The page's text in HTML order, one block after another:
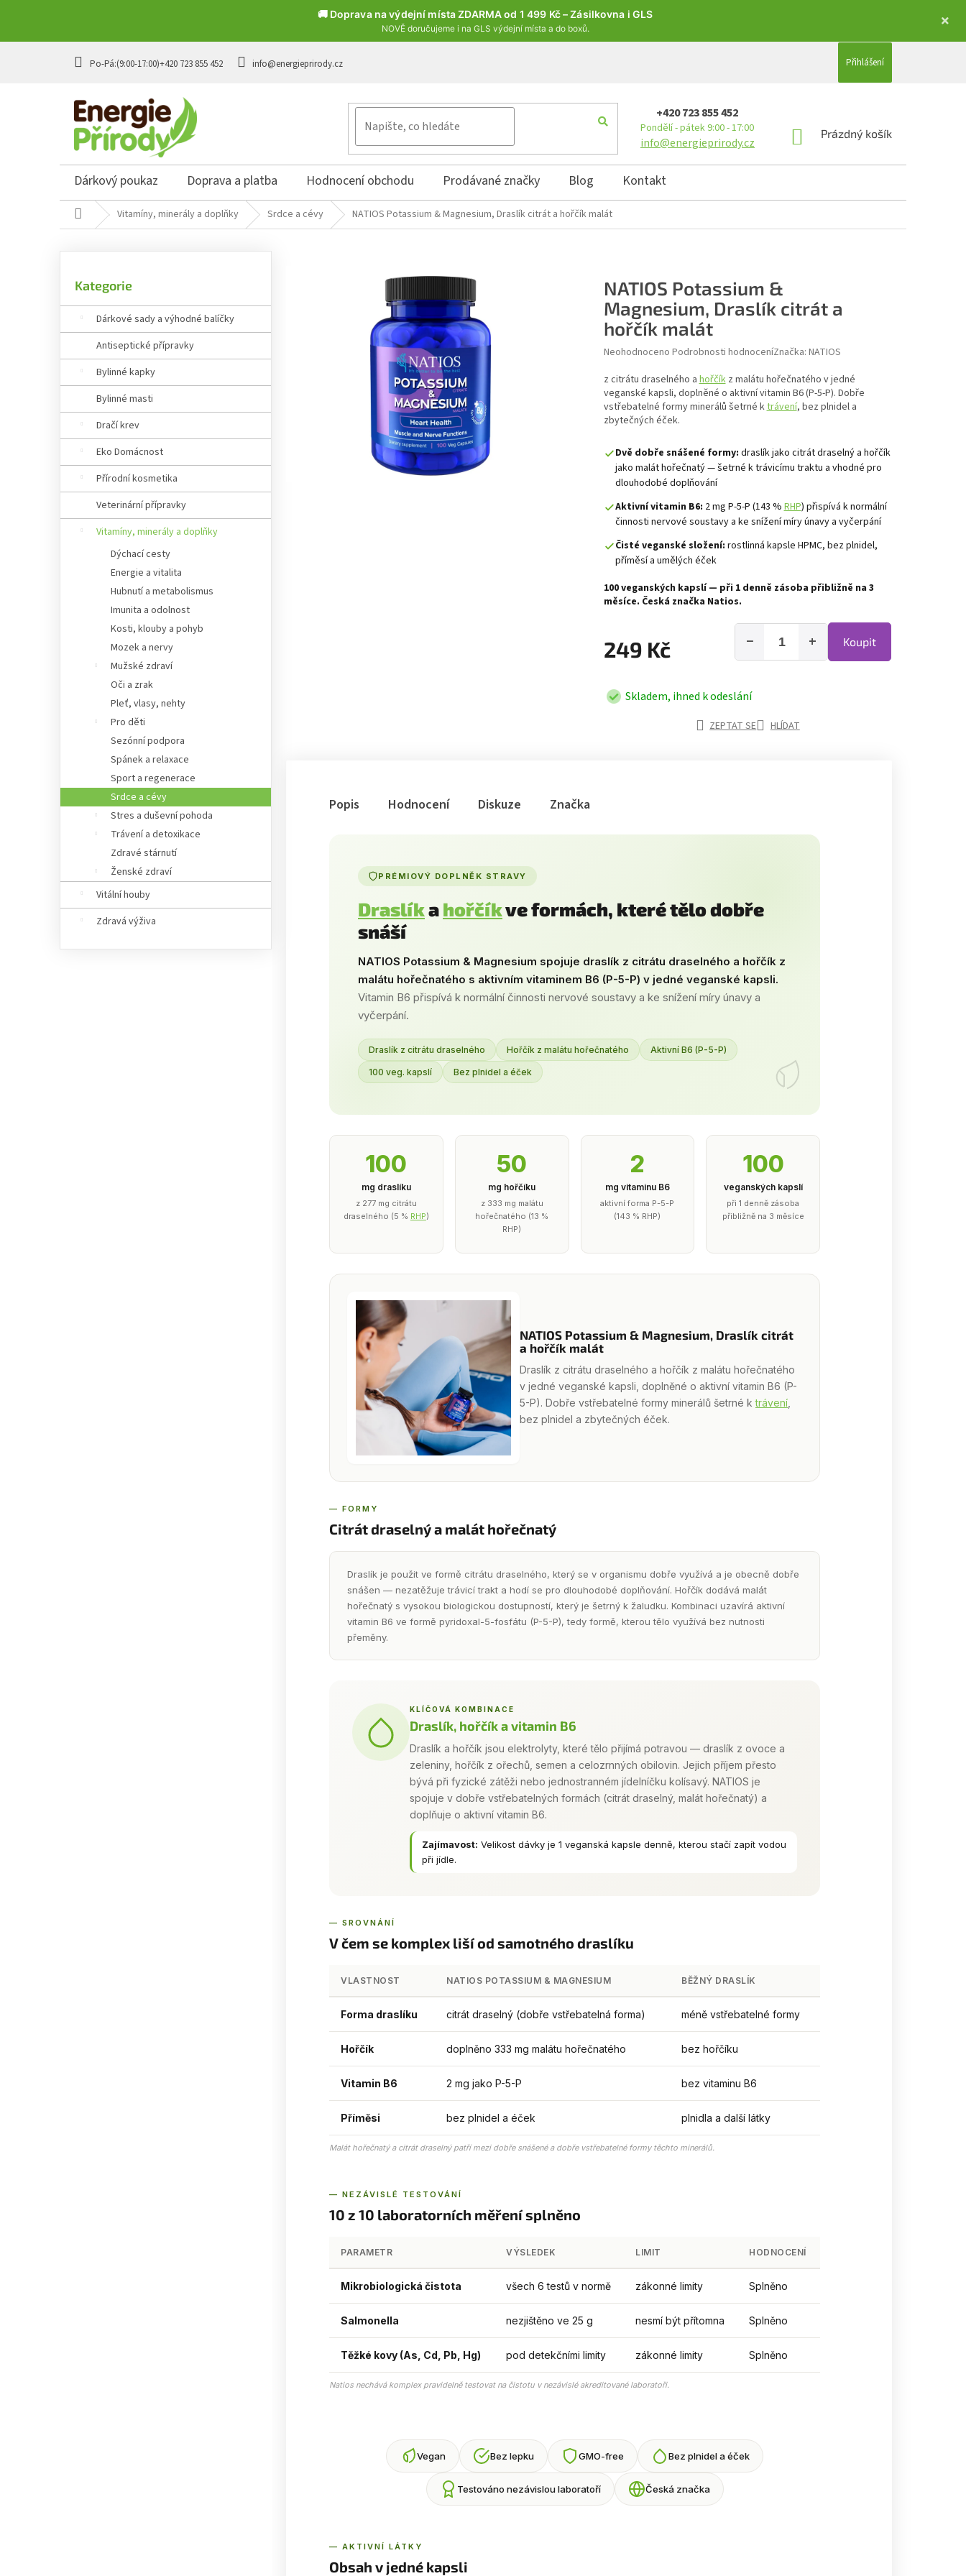
🚚 Doprava na výdejní místa ZDARMA od 1 499 Kč – Zásilkovna i GLS
NOVĚ doručujeme i na GLS výdejní místa a do boxů.
+420 723 855 452 info@energieprirody.cz Přihlášení
+420 723 855 452
Pondělí - pátek 9:00 - 17:00
info@energieprirody.cz
NÁKUPNÍ KOŠÍK
Prázdný košík
Dárkový poukaz Doprava a platba Hodnocení obchodu Prodávané značky Blog Kontakt
Domů Vitamíny, minerály a doplňky Srdce a cévy NATIOS Potassium & Magnesium, Draslík citrát a hořčík malát
Kategorie
Dárkové sady a výhodné balíčky
Antiseptické přípravky
Bylinné kapky
Bylinné masti
Dračí krev
Eko Domácnost
Přírodní kosmetika
Veterinární přípravky
Vitamíny, minerály a doplňky
Dýchací cesty
Energie a vitalita
Hubnutí a metabolismus
Imunita a odolnost
Kosti, klouby a pohyb
Mozek a nervy
Mužské zdraví
Oči a zrak
Pleť, vlasy, nehty
Pro děti
Sezónní podpora
Spánek a relaxace
Sport a regenerace
Srdce a cévy
Stres a duševní pohoda
Trávení a detoxikace
Zdravé stárnutí
Ženské zdraví
Vitální houby
Zdravá výživa
NATIOS Potassium &
Magnesium, Draslík citrát a
hořčík malát
Průměrné hodnocení produktu je 0,0 z 5 hvězdiček.
Neohodnoceno Podrobnosti hodnoceníZnačka: NATIOS
z citrátu draselného ahořčíkz malátu hořečnatého v jedné
veganské kapsli, doplněné o aktivní vitamin B6 (P-5-P). Dobře
vstřebatelné formy minerálů šetrné ktrávení, bez plnidel a
zbytečných éček.
Dvě dobře snášené formy: draslík jako citrát draselný a hořčík
jako malát hořečnatý — šetrné k trávicímu traktu a vhodné pro
dlouhodobé doplňování
Aktivní vitamin B6: 2 mg P-5-P (143 %RHP) přispívá k normální
činnosti nervové soustavy a ke snížení míry únavy a vyčerpání
Čisté veganské složení: rostlinná kapsle HPMC, bez plnidel,
příměsí a umělých éček
100 veganských kapslí — při 1 denně zásoba přibližně na 3
měsíce. Česká značka Natios.
249 Kč +
− Koupit
Skladem, ihned k odeslání
ZEPTAT SE HLÍDAT
Popis Hodnocení Diskuze Značka
PRÉMIOVÝ DOPLNĚK STRAVY
Draslíkahořčíkve formách, které tělo dobře
snáší
NATIOS Potassium & Magnesium spojuje draslík z citrátu draselného a hořčík z
malátu hořečnatého s aktivním vitaminem B6 (P-5-P) v jedné veganské kapsli.
Vitamin B6 přispívá k normální činnosti nervové soustavy a ke snížení míry únavy a
vyčerpání.
Draslík z citrátu draselného Hořčík z malátu hořečnatého Aktivní B6 (P-5-P)
100 veg. kapslí Bez plnidel a éček
100
mg draslíku
z 277 mg citrátu
draselného (5 % RHP)
50
mg hořčíku
z 333 mg malátu
hořečnatého (13 %
RHP)
2
mg vitaminu B6
aktivní forma P-5-P
(143 % RHP)
100
veganských kapslí
při 1 denně zásoba
přibližně na 3 měsíce
NATIOS Potassium & Magnesium, Draslík citrát
a hořčík malát
Draslík z citrátu draselného a hořčík z malátu hořečnatého
v jedné veganské kapsli, doplněné o aktivní vitamin B6 (P-
5-P). Dobře vstřebatelné formy minerálů šetrné ktrávení,
bez plnidel a zbytečných éček.
— FORMY
Citrát draselný a malát hořečnatý
Draslík je použit ve formě citrátu draselného, který se v organismu dobře využívá a je obecně dobře
snášen — nezatěžuje trávicí trakt a hodí se pro dlouhodobé doplňování. Hořčík dodává malát
hořečnatý s vysokou biologickou dostupností, který je šetrný k žaludku. Kombinaci uzavírá aktivní
vitamin B6 ve formě pyridoxal-5-fosfátu (P-5-P), tedy formě, kterou tělo využívá bez nutnosti
přeměny.
KLÍČOVÁ KOMBINACE
Draslík, hořčík a vitamin B6
Draslík a hořčík jsou elektrolyty, které tělo přijímá potravou — draslík z ovoce a
zeleniny, hořčík z ořechů, semen a celozrnných obilovin. Jejich příjem přesto
bývá při fyzické zátěži nebo jednostranném jídelníčku kolísavý. NATIOS je
spojuje v dobře vstřebatelných formách (citrát draselný, malát hořečnatý) a
doplňuje o aktivní vitamin B6.
Zajímavost: Velikost dávky je 1 veganská kapsle denně, kterou stačí zapít vodou
při jídle.
— SROVNÁNÍ
V čem se komplex liší od samotného draslíku
VLASTNOST NATIOS POTASSIUM & MAGNESIUM BĚŽNÝ DRASLÍK
Forma draslíku citrát draselný (dobře vstřebatelná forma) méně vstřebatelné formy
Hořčík doplněno 333 mg malátu hořečnatého bez hořčíku
Vitamin B6 2 mg jako P-5-P bez vitaminu B6
Příměsi bez plnidel a éček plnidla a další látky
Malát hořečnatý a citrát draselný patří mezi dobře snášené a dobře vstřebatelné formy těchto minerálů.
— NEZÁVISLÉ TESTOVÁNÍ
10 z 10 laboratorních měření splněno
PARAMETR VÝSLEDEK LIMIT HODNOCENÍ
Mikrobiologická čistota všech 6 testů v normě zákonné limity Splněno
Salmonella nezjištěno ve 25 g nesmí být přítomna Splněno
Těžké kovy (As, Cd, Pb, Hg) pod detekčními limity zákonné limity Splněno
Natios nechává komplex pravidelně testovat na čistotu v nezávislé akreditované laboratoři.
Vegan Bez lepku GMO-free Bez plnidel a éček
Testováno nezávislou laboratoří Česká značka
— AKTIVNÍ LÁTKY
Obsah v jedné kapsli